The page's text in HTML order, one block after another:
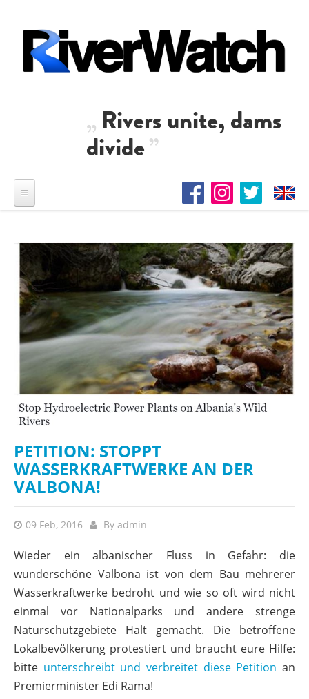
Rivers unite, dams
divide
PETITION: STOPPT
WASSERKRAFTWERKE AN DER
VALBONA!
09 Feb, 2016 By admin
Wieder ein albanischer Fluss in Gefahr: die
wunderschöne Valbona ist von dem Bau mehrerer
Wasserkraftwerke bedroht und wie so oft wird nicht
einmal vor Nationalparks und andere strenge
Naturschutzgebiete Halt gemacht. Die betroffene
Lokalbevölkerung protestiert und braucht eure Hilfe:
bitte unterschreibt und verbreitet diese Petition an
Premierminister Edi Rama!